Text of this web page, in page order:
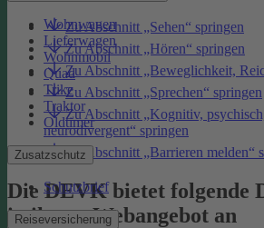
Wohnwagen
Lieferwagen
Wohnmobil
Quad
Trike
Traktor
Oldtimer
Zusatzschutz
Schutzbrief
Reiseversicherung
Zu Abschnitt „Sehen“ springen
Zu Abschnitt „Hören“ springen
Zu Abschnitt „Beweglichkeit,
Zu Abschnitt „Sprechen“ springen
Zu Abschnitt „Kognitiv,
neurodivergent“ springen
Zu Abschnitt „Barrieren melden“
Die DEVK bietet folgende
in ihrem Webangebot an